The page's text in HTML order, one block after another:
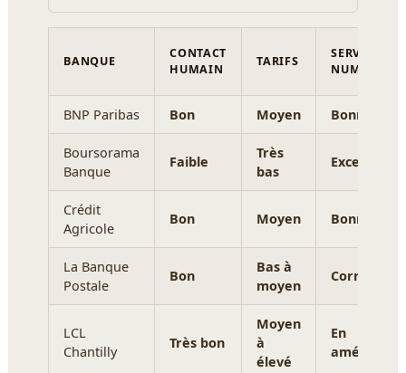
BANQUE
CONTACT
HUMAIN
TARIFS
SERVICES
BNP Paribas Bon Moyen Bonne
Boursorama
Banque
Faible
Très
bas
Excellente
Crédit
Agricole
Bon Moyen Bonne
La Banque
Postale
Bon
Bas à
moyen
Correct
LCL
Chantilly
Très bon
Moyen
à
élevé
En